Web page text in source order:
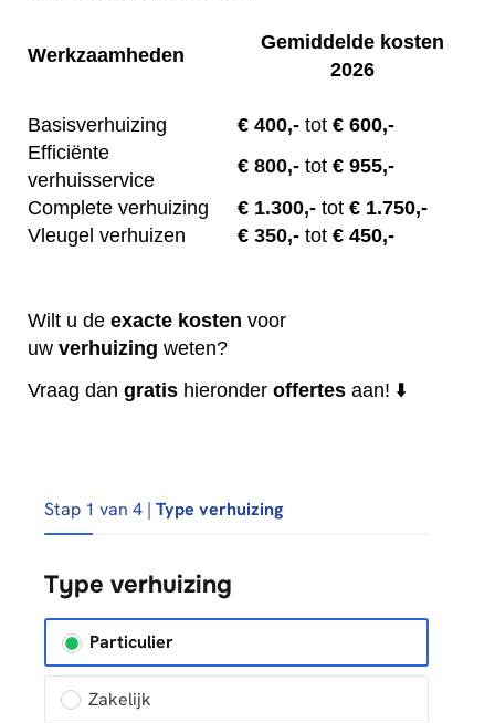
Werkzaamheden
Gemiddelde kosten
2026
Basisverhuizing € 400,- tot € 600,-
Efficiënte
verhuisservice
€ 800,- tot € 955,-
Complete verhuizing
€ 1.300,- tot € 1.750,-
Vleugel verhuizen
€ 350,- tot € 450,-
Wilt u de exacte kosten voor
uw verhuizing weten?
Vraag dan gratis hieronder offertes aan! ⬇️